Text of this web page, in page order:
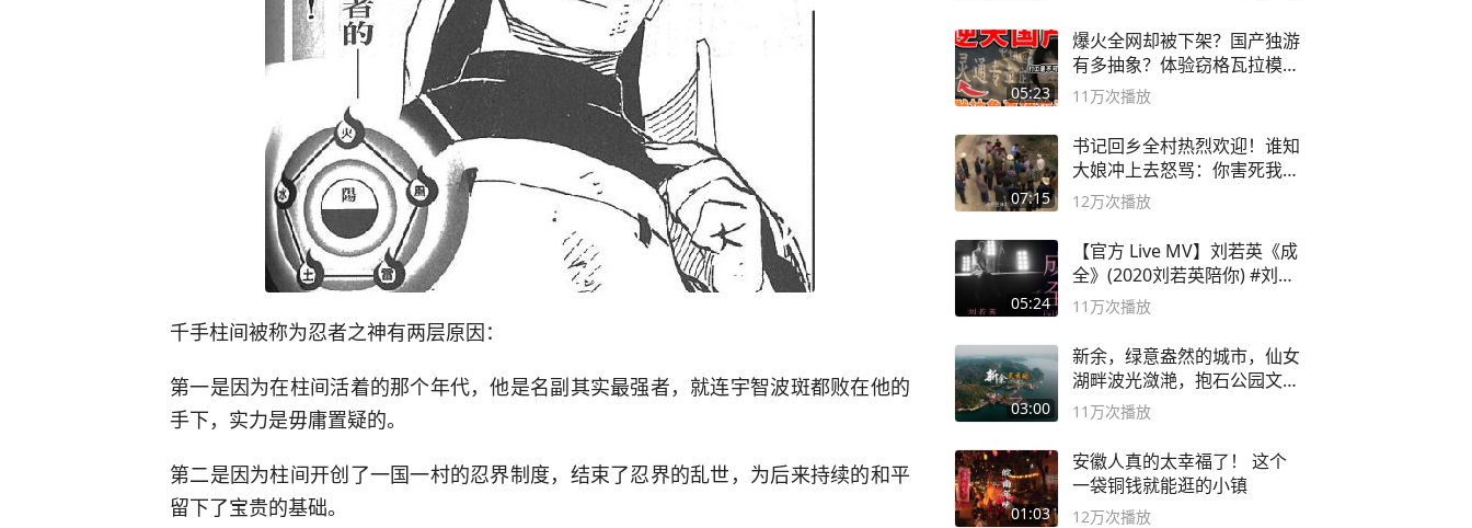
千手柱间被称为忍者之神有两层原因：
第一是因为在柱间活着的那个年代，他是名副其实最强者，就连宇智波斑都败在他的
手下，实力是毋庸置疑的。
第二是因为柱间开创了一国一村的忍界制度，结束了忍界的乱世，为后来持续的和平
留下了宝贵的基础。
05:23
爆火全网却被下架？国产独游
有多抽象？体验窃格瓦拉模拟
器！
11万次播放
07:15
书记回乡全村热烈欢迎！谁知
大娘冲上去怒骂：你害死我儿
子
12万次播放
05:24
【官方 Live MV】刘若英《成
全》(2020刘若英陪你) #刘若
英 #成全
11万次播放
03:00
新余，绿意盎然的城市，仙女
湖畔波光潋滟，抱石公园文化
深邃……
11万次播放
01:03
安徽人真的太幸福了！ 这个
一袋铜钱就能逛的小镇
12万次播放